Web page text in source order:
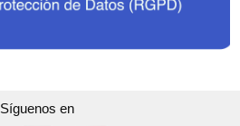
Síguenos en